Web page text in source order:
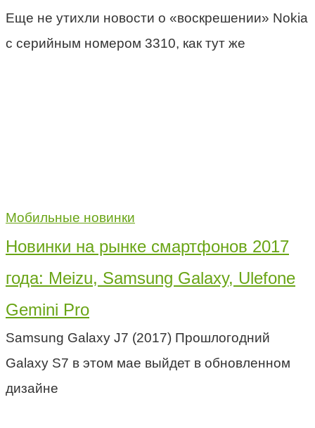
Еще не утихли новости о «воскрешении» Nokia
с серийным номером 3310, как тут же
Мобильные новинки
Новинки на рынке смартфонов 2017
года: Meizu, Samsung Galaxy, Ulefone
Gemini Pro
Samsung Galaxy J7 (2017) Прошлогодний
Galaxy S7 в этом мае выйдет в обновленном
дизайне